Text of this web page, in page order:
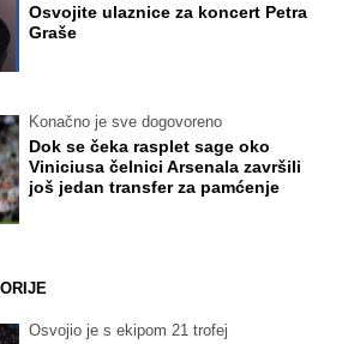
Osvojite ulaznice za koncert Petra
Graše
Konačno je sve dogovoreno
Dok se čeka rasplet sage oko
Viniciusa čelnici Arsenala završili
još jedan transfer za pamćenje
Osvojio je s ekipom 21 trofej